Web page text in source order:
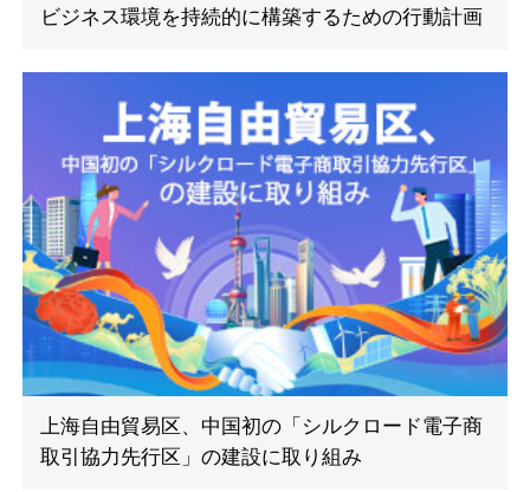
ビジネス環境を持続的に構築するための行動計画
上海自由貿易区、中国初の「シルクロード電子商
取引協力先行区」の建設に取り組み